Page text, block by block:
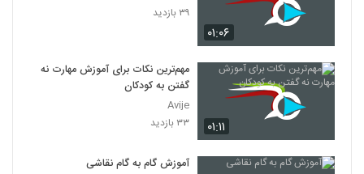
۰۱:۰۶
۳۹ بازدید
۰۱:۱۱
مهم‌ترین نکات برای آموزش مهارت نه
گفتن به کودکان
Avije
۳۳ بازدید
آموزش گام به گام نقاشی